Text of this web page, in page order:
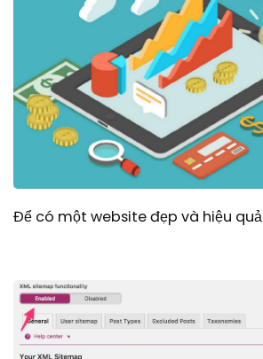
Để có một website đẹp và hiệu quả